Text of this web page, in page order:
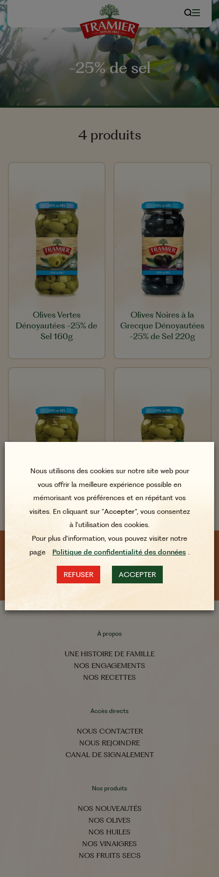
-25% de sel
4 produits
Olives Vertes
Dénoyautées -25% de
Sel 160g
Olives Noires à la
Grecque Dénoyautées
-25% de Sel 220g
Olives Vertes Farcies
Amandes -25% de sel
160g
Olives Vertes Farcies
Anchois -25% de sel
180g
SUIVEZ-NOUS AU QUOTIDIEN
À propos
UNE HISTOIRE DE FAMILLE
NOS ENGAGEMENTS
NOS RECETTES
Accès directs
NOUS CONTACTER
NOUS REJOINDRE
CANAL DE SIGNALEMENT
Nos produits
NOS NOUVEAUTÉS
NOS OLIVES
NOS HUILES
NOS VINAIGRES
NOS FRUITS SECS
Nous utilisons des cookies sur notre site web pour
vous offrir la meilleure expérience possible en
mémorisant vos préférences et en répétant vos
visites. En cliquant sur "Accepter", vous consentez
à l'utilisation des cookies.
Pour plus d'information, vous pouvez visiter notre
page
Politique de confidentialité des données .
REFUSER ACCEPTER